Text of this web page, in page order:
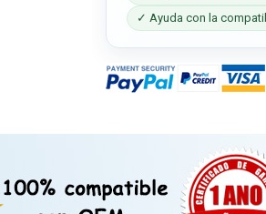
✓ Ayuda con la